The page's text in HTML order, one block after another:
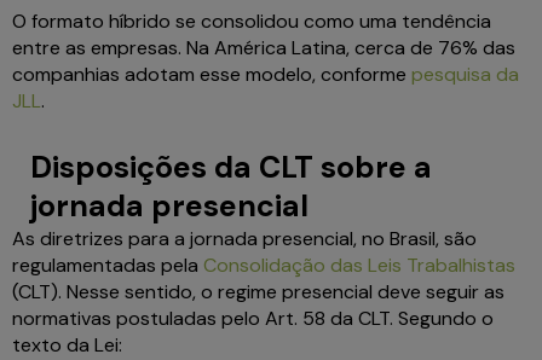
O formato híbrido se consolidou como uma tendência
entre as empresas. Na América Latina, cerca de 76% das
companhias adotam esse modelo, conforme pesquisa da
JLL.
Disposições da CLT sobre a
jornada presencial
As diretrizes para a jornada presencial, no Brasil, são
regulamentadas pela Consolidação das Leis Trabalhistas
(CLT). Nesse sentido, o regime presencial deve seguir as
normativas postuladas pelo Art. 58 da CLT. Segundo o
texto da Lei: